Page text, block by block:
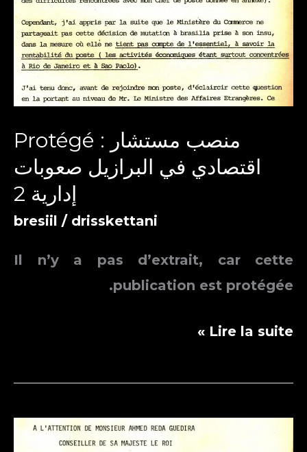
Protégé : منصب مستشار
اقتصادي في البرازيل صعوبات
إدارية 2
bresiil / drisskettani
Il n’y a pas d’extrait, car cette
publication est protégée.
Protégé :
مستشار
Lire la suite »